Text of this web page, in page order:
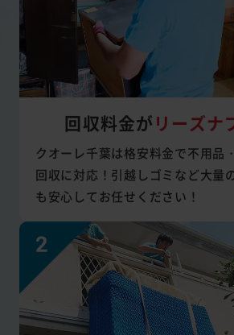
回収料金が リーズナ
クオーレ千葉は格安料金で不用品
回収に対応！引越しゴミなど大量
も安心してお任せください！